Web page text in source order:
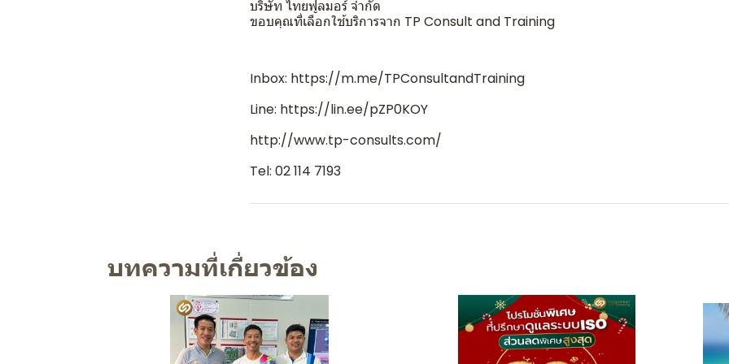
บริษัท ไทยฟูลมอร์ จำกัด
ขอบคุณที่เลือกใช้บริการจาก TP Consult and Training
Inbox: https://m.me/TPConsultandTraining
Line: https://lin.ee/pZP0KOY
http://www.tp-consults.com/
Tel: 02 114 7193
บทความที่เกี่ยวข้อง